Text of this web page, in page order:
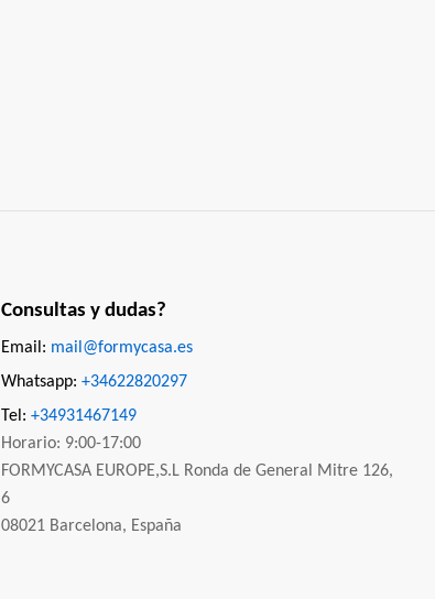
Consultas y dudas?
Email: mail@formycasa.es
Whatsapp: +34622820297
Tel: +34931467149
Horario: 9:00-17:00
FORMYCASA EUROPE,S.L Ronda de General Mitre 126,
6
08021 Barcelona, España